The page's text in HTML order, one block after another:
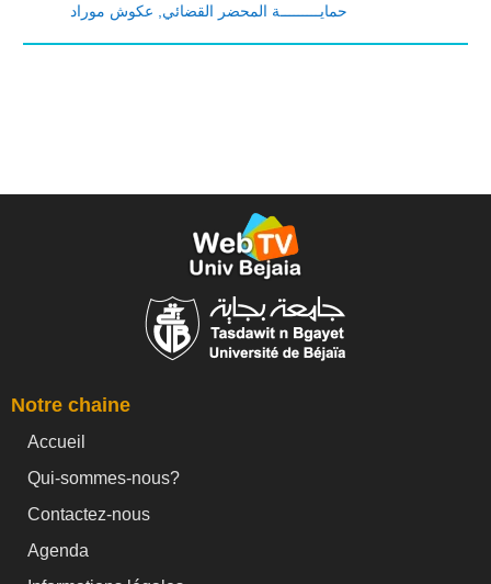
حمايـــــــــة المحضر القضائي
عكوش موراد
Notre chaine
Accueil
Qui-sommes-nous?
Contactez-nous
Agenda